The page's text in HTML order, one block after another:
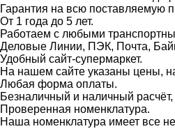
Гарантия на всю поставляемую
От 1 года до 5 лет.
Работаем с любыми
Деловые Линии, ПЭК, Почта,
Удобный сайт-супермаркет.
На нашем сайте указаны цены,
Любая форма оплаты.
Безналичный и наличный
Проверенная номенклатура.
Наша номенклатура имеет все